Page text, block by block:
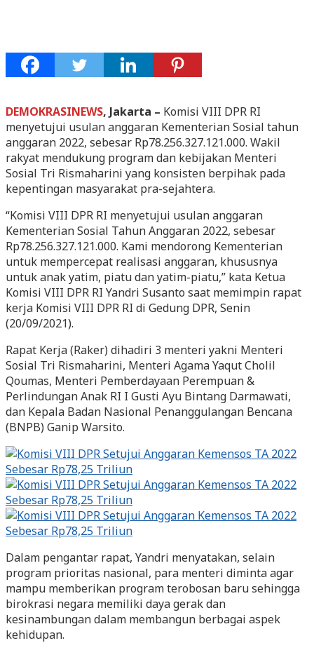
DEMOKRASINEWS, Jakarta – Komisi VIII DPR RI
menyetujui usulan anggaran Kementerian Sosial tahun
anggaran 2022, sebesar Rp78.256.327.121.000. Wakil
rakyat mendukung program dan kebijakan Menteri
Sosial Tri Rismaharini yang konsisten berpihak pada
kepentingan masyarakat pra-sejahtera.
“Komisi VIII DPR RI menyetujui usulan anggaran
Kementerian Sosial Tahun Anggaran 2022, sebesar
Rp78.256.327.121.000. Kami mendorong Kementerian
untuk mempercepat realisasi anggaran, khususnya
untuk anak yatim, piatu dan yatim-piatu,” kata Ketua
Komisi VIII DPR RI Yandri Susanto saat memimpin rapat
kerja Komisi VIII DPR RI di Gedung DPR, Senin
(20/09/2021).
Rapat Kerja (Raker) dihadiri 3 menteri yakni Menteri
Sosial Tri Rismaharini, Menteri Agama Yaqut Cholil
Qoumas, Menteri Pemberdayaan Perempuan &
Perlindungan Anak RI I Gusti Ayu Bintang Darmawati,
dan Kepala Badan Nasional Penanggulangan Bencana
(BNPB) Ganip Warsito.
Dalam pengantar rapat, Yandri menyatakan, selain
program prioritas nasional, para menteri diminta agar
mampu memberikan program terobosan baru sehingga
birokrasi negara memiliki daya gerak dan
kesinambungan dalam membangun berbagai aspek
kehidupan.